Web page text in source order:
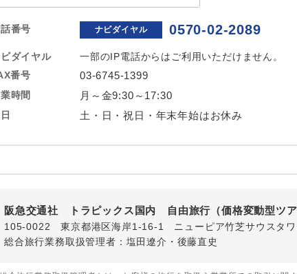
番号 ナビダイヤル 0570-02-2089
ダイヤル
一部のIP電話からはご利用いただけません。
番号
03-6745-1399
時間 月～金9:30～17:30
土・日・祝日・年末年始はお休み
阪急交通社 トラピックス国内 自由旅行（価格変動型ツア
105-0022 東京都港区海岸1-16-1 ニューピア竹芝サウスタワ
総合旅行業務取扱管理者：塩田遼介・後藤直史
おひとり様バス2席利用